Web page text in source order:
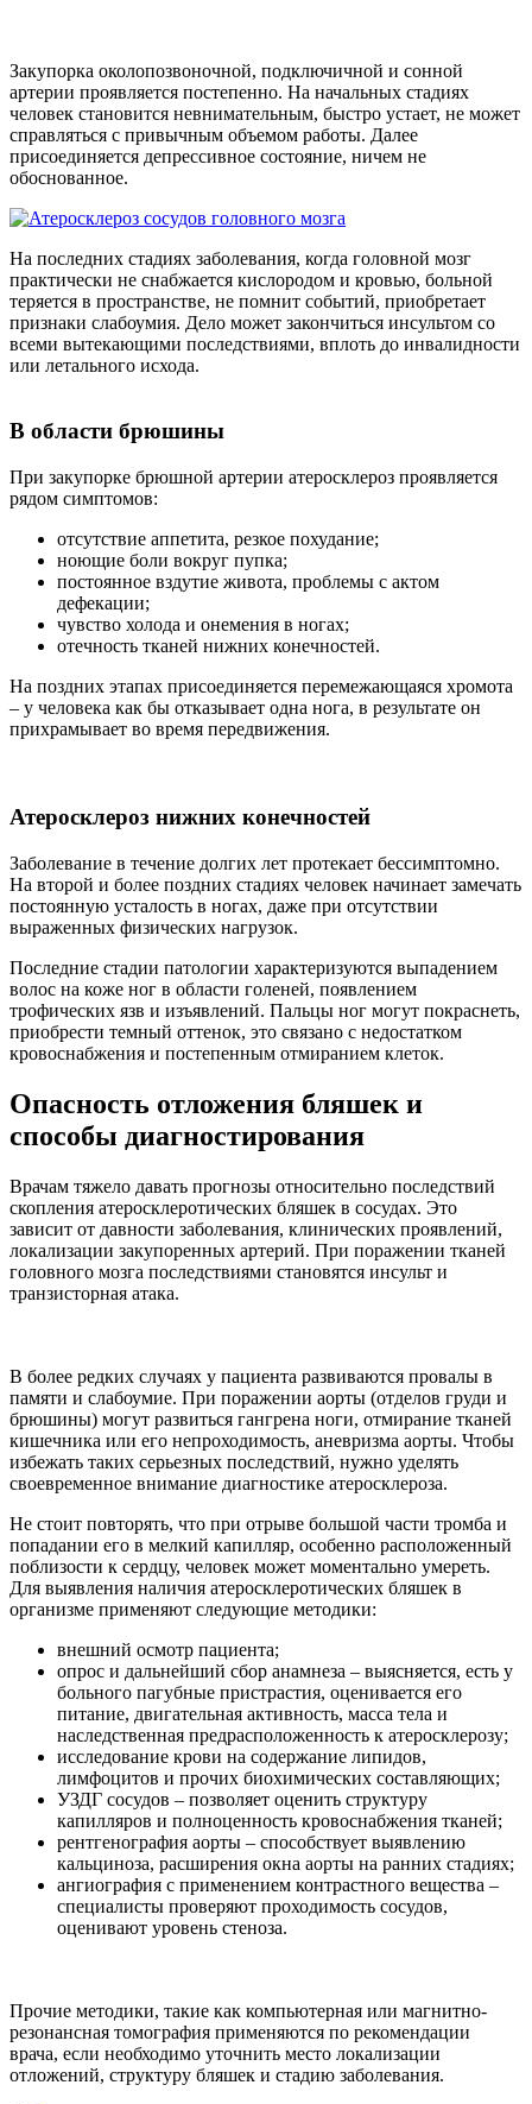
Закупорка околопозвоночной, подключичной и сонной
артерии проявляется постепенно. На начальных стадиях
человек становится невнимательным, быстро устает, не может
справляться с привычным объемом работы. Далее
присоединяется депрессивное состояние, ничем не
обоснованное.
На последних стадиях заболевания, когда головной мозг
практически не снабжается кислородом и кровью, больной
теряется в пространстве, не помнит событий, приобретает
признаки слабоумия. Дело может закончиться инсультом со
всеми вытекающими последствиями, вплоть до инвалидности
или летального исхода.
В области брюшины
При закупорке брюшной артерии атеросклероз проявляется
рядом симптомов:
отсутствие аппетита, резкое похудание;
ноющие боли вокруг пупка;
постоянное вздутие живота, проблемы с актом
дефекации;
чувство холода и онемения в ногах;
отечность тканей нижних конечностей.
На поздних этапах присоединяется перемежающаяся хромота
– у человека как бы отказывает одна нога, в результате он
прихрамывает во время передвижения.
Атеросклероз нижних конечностей
Заболевание в течение долгих лет протекает бессимптомно.
На второй и более поздних стадиях человек начинает замечать
постоянную усталость в ногах, даже при отсутствии
выраженных физических нагрузок.
Последние стадии патологии характеризуются выпадением
волос на коже ног в области голеней, появлением
трофических язв и изъявлений. Пальцы ног могут покраснеть,
приобрести темный оттенок, это связано с недостатком
кровоснабжения и постепенным отмиранием клеток.
Опасность отложения бляшек и
способы диагностирования
Врачам тяжело давать прогнозы относительно последствий
скопления атеросклеротических бляшек в сосудах. Это
зависит от давности заболевания, клинических проявлений,
локализации закупоренных артерий. При поражении тканей
головного мозга последствиями становятся инсульт и
транзисторная атака.
В более редких случаях у пациента развиваются провалы в
памяти и слабоумие. При поражении аорты (отделов груди и
брюшины) могут развиться гангрена ноги, отмирание тканей
кишечника или его непроходимость, аневризма аорты. Чтобы
избежать таких серьезных последствий, нужно уделять
своевременное внимание диагностике атеросклероза.
Не стоит повторять, что при отрыве большой части тромба и
попадании его в мелкий капилляр, особенно расположенный
поблизости к сердцу, человек может моментально умереть.
Для выявления наличия атеросклеротических бляшек в
организме применяют следующие методики:
внешний осмотр пациента;
опрос и дальнейший сбор анамнеза – выясняется, есть у
больного пагубные пристрастия, оценивается его
питание, двигательная активность, масса тела и
наследственная предрасположенность к атеросклерозу;
исследование крови на содержание липидов,
лимфоцитов и прочих биохимических составляющих;
УЗДГ сосудов – позволяет оценить структуру
капилляров и полноценность кровоснабжения тканей;
рентгенография аорты – способствует выявлению
кальциноза, расширения окна аорты на ранних стадиях;
ангиография с применением контрастного вещества –
специалисты проверяют проходимость сосудов,
оценивают уровень стеноза.
Прочие методики, такие как компьютерная или магнитно-
резонансная томография применяются по рекомендации
врача, если необходимо уточнить место локализации
отложений, структуру бляшек и стадию заболевания.